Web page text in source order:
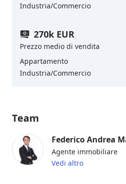
Industria/Commercio
270k EUR
Prezzo medio di vendita
Appartamento
Industria/Commercio
Team
Federico Andrea
Agente immobiliare
Vedi altro